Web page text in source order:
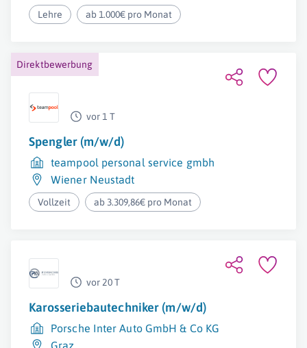
Lehre ab 1.000€ pro Monat
Direktbewerbung
vor 1 T
Spengler (m/w/d)
teampool personal service gmbh
Wiener Neustadt
Vollzeit ab 3.309,86€ pro Monat
vor 20 T
Karosseriebautechniker (m/w/d)
Porsche Inter Auto GmbH & Co KG
Graz